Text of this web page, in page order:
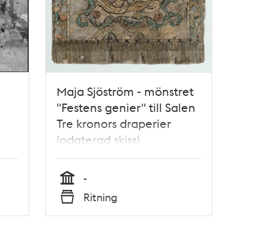
Maja Sjöström - mönstret
"Festens genier" till Salen
Tre kronors draperier
(odaterad skiss)
Tid
-
Typ
Ritning